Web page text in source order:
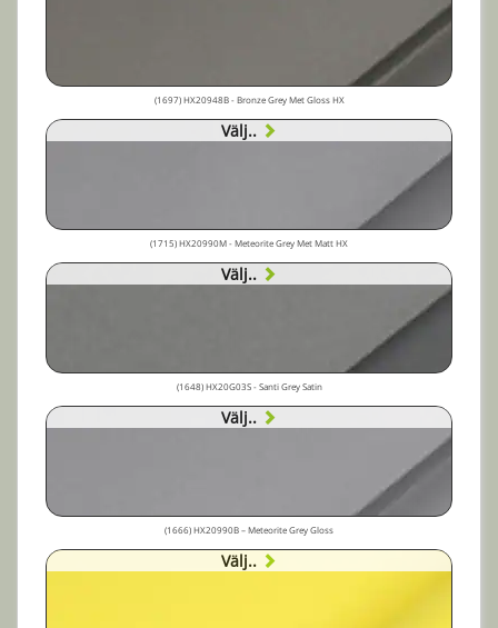
(1697) HX20948B - Bronze Grey Met Gloss HX
Välj..
(1715) HX20990M - Meteorite Grey Met Matt HX
Välj..
(1648) HX20G03S - Santi Grey Satin
Välj..
(1666) HX20990B – Meteorite Grey Gloss
Välj..